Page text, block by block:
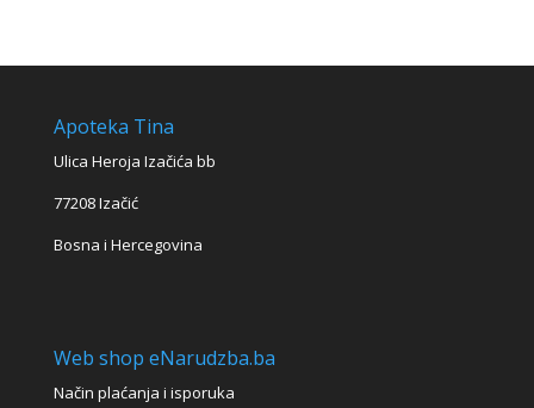
Apoteka Tina
Ulica Heroja Izačića bb
77208 Izačić
Bosna i Hercegovina
Web shop eNarudzba.ba
Način plaćanja i isporuka